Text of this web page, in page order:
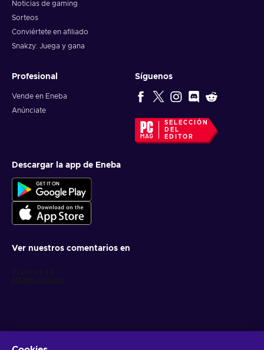
Noticias de gaming
Sorteos
Conviértete en afiliado
Snakzy: Juega y gana
Profesional
Vende en Eneba
Anúnciate
Síguenos
SELECCIÓN
DEL
EDITOR
Descargar la app de Eneba
Ver nuestros comentarios en